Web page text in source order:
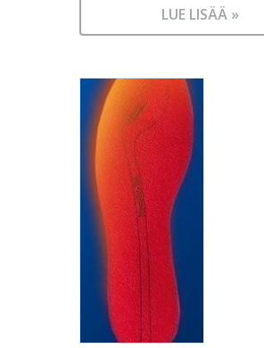
LUE LISÄÄ »